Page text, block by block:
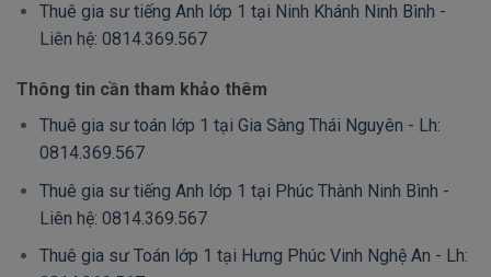
Thuê gia sư tiếng Anh lớp 1 tại Ninh Khánh Ninh Bình -
Liên hệ: 0814.369.567
Thông tin cần tham khảo thêm
Thuê gia sư toán lớp 1 tại Gia Sàng Thái Nguyên - Lh:
0814.369.567
Thuê gia sư tiếng Anh lớp 1 tại Phúc Thành Ninh Bình -
Liên hệ: 0814.369.567
Thuê gia sư Toán lớp 1 tại Hưng Phúc Vinh Nghệ An - Lh: